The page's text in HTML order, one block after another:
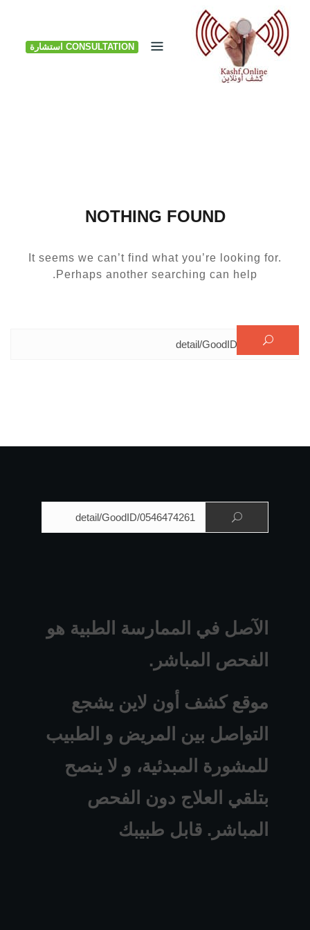
Skip
content
CONSULTATION استشارة
NOTHING FOUND
It seems we can’t find what you’re looking for.
Perhaps another searching can help.
البحث عن:
الآصل في الممارسة الطبية هو
الفحص المباشر.
موقع كشف أون لاين يشجع
التواصل بين المريض و الطبيب
للمشورة المبدئية، و لا ينصح
بتلقي العلاج دون الفحص
المباشر. قابل طبيبك